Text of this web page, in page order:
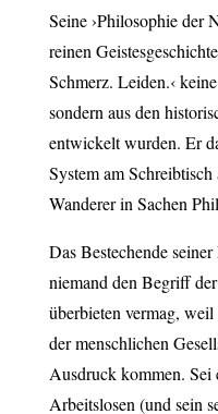
Seine ›Philosophie der
reinen
Schmerz. Leiden.‹
sondern aus den
entwickelt wurden. Er
System am
Wanderer in Sachen
Das Bestechende
niemand den Begriff
überbieten vermag,
der menschlichen
Ausdruck kommen. Sei
Arbeitslosen (und sein